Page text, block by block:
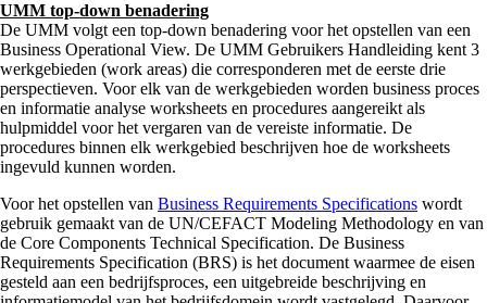
UMM top-down benadering
De UMM volgt een top-down benadering voor het opstellen van een
Business Operational View. De UMM Gebruikers Handleiding kent 3
werkgebieden (work areas) die corresponderen met de eerste drie
perspectieven. Voor elk van de werkgebieden worden business proces
en informatie analyse worksheets en procedures aangereikt als
hulpmiddel voor het vergaren van de vereiste informatie. De
procedures binnen elk werkgebied beschrijven hoe de worksheets
ingevuld kunnen worden.
Voor het opstellen van Business Requirements Specifications wordt
gebruik gemaakt van de UN/CEFACT Modeling Methodology en van
de Core Components Technical Specification. De Business
Requirements Specification (BRS) is het document waarmee de eisen
gesteld aan een bedrijfsproces, een uitgebreide beschrijving en